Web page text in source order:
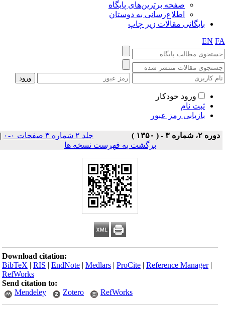
صفحه برترین‌های پایگاه
اطلاع‌رسانی به دوستان
بایگانی مقالات زیر چاپ
EN
ورود خودکار
ثبت نام
بازیابی رمز عبور
دوره ۲، شماره ۳ - ( ۱۳۵۰ ) جلد ۲ شماره ۳ صفحات ۰-۰
|
برگشت به فهرست نسخه ها
Download citation:
BibTeX |RIS |EndNote |Medlars |ProCite |Reference Manager
RefWorks
Send citation to:
Mendeley
Zotero RefWorks